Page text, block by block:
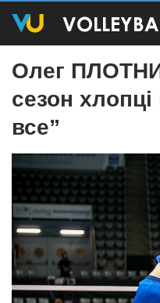
Олег
сезон
все”